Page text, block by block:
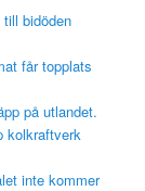
bidöden
får topplats
på utlandet.
kolkraftverk
inte kommer